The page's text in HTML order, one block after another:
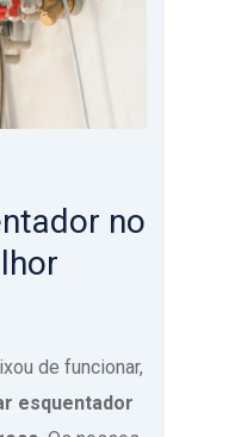
no
de funcionar,
esquentador